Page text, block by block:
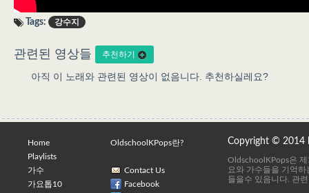
Tags: 강수지
관련된 영상들 추천하기
아직 이 노래와 관련된 영상이 없음니다. 추천하실레요?
Home
Playlists
가수
가요톱10
OldschoolKPops란?
Contact Us
Facebook
Copyright © 2014
OldschoolKPops은
요와 가수들을 기억
들을수 있음니다. 관